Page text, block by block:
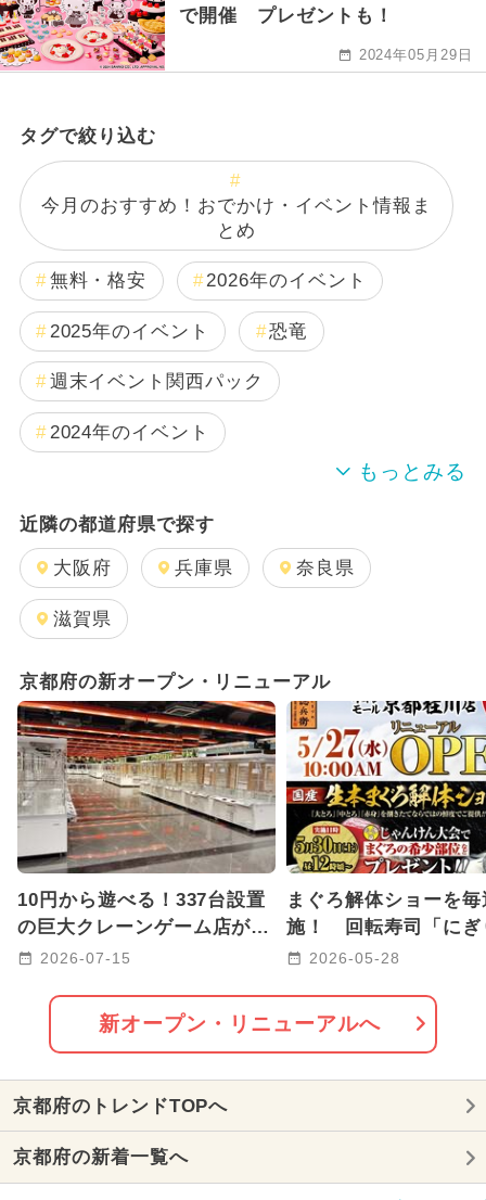
で開催 プレゼントも！
2024年05月29日
タグで絞り込む
今月のおすすめ！おでかけ・イベント情報ま
とめ
無料・格安 2026年のイベント
2025年のイベント 恐竜
週末イベント関西パック
2024年のイベント
夏休み 雨の日OK
2024年7月のイベント
GW(ゴールデンウィーク)
2026年1月のイベント
2026年8月のイベント キャラクター
2025年3月のイベント
2024年3月のイベント
2025年9月のイベント
2024年11月のイベント
2024年4月のイベント
2024年12月のイベント
2025年10月のイベント
近隣の都道府県で探す
大阪府 兵庫県 奈良県
滋賀県
京都府の新オープン・リニューアル
10円から遊べる！337台設置
の巨大クレーンゲーム店が京
都に初上陸！子育て世代も安
2026-07-15
まぐろ解体ショーを毎
施！ 回転寿司「にぎ
兵衛」が京都桂川に
2026-05-28
新オープン・リニューアルへ
京都府のトレンドTOPへ
京都府の新着一覧へ